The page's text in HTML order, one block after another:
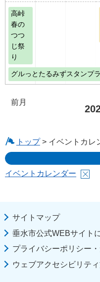
高峠
春の
つつ
じ祭
り
グルっとたるみずスタンプ
前月
トップ> イベントカレ
イベントカレンダー
サイトマップ
垂水市公式WEBサイト
プライバシーポリシー
ウェブアクセシビリテ